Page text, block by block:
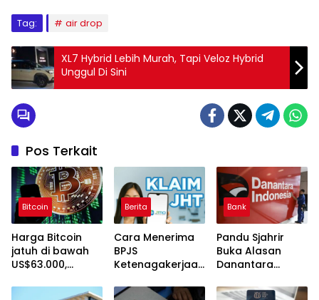
Tag: air drop
XL7 Hybrid Lebih Murah, Tapi Veloz Hybrid
Unggul Di Sini
Pos Terkait
Bitcoin
Harga Bitcoin
jatuh di bawah
US$63.000,
keuntungan era
Berita
Cara Menerima
BPJS
Ketenagakerjaan
Mengundurkan
Bank
Pandu Sjahrir
Buka Alasan
Danantara
Demutualisasi BEI